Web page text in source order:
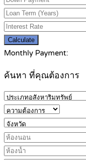
Calculate
Monthly Payment:
ค้นหา ที่คุณต้องการ